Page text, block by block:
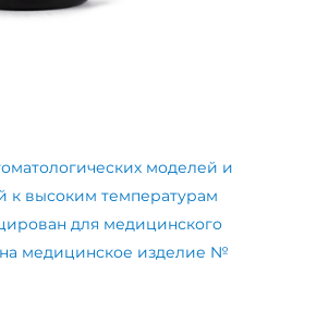
моделей и
к высоким температурам
для медицинского
медицинское изделие №